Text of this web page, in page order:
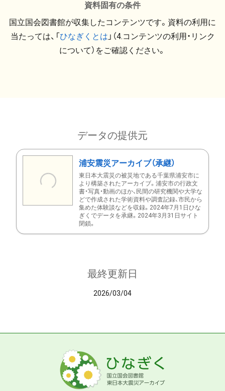
資料固有の条件
国立国会図書館が収集したコンテンツです。資料の利用に
当たっては、「ひなぎくとは 」（4.コンテンツの利用・リンク
について）をご確認ください。
データの提供元
浦安震災アーカイブ（承継）
東日本大震災の被災地である千葉県浦安市に
より構築されたアーカイブ。浦安市の行政文
書・写真・動画のほか、民間の研究機関や大学な
どで作成された学術資料や調査記録、市民から
集めた体験談などを収録。2024年7月1日ひな
ぎくでデータを承継。2024年3月31日サイト
閉鎖。
最終更新日
2026/03/04